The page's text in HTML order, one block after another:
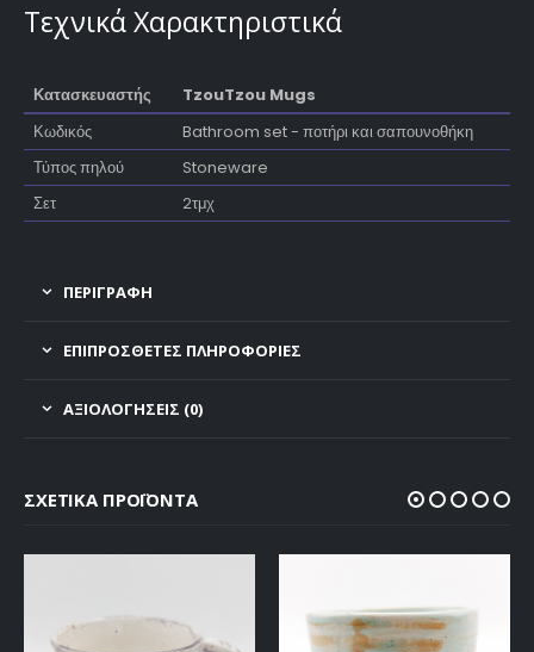
Τεχνικά Χαρακτηριστικά
Κατασκευαστής
TzouTzou Mugs
Κωδικός
Bathroom set - ποτήρι και σαπουνοθήκη
Τύπος πηλού
Stoneware
Σετ
2τμχ
ΠΕΡΙΓΡΑΦΗ
ΕΠΙΠΡΌΣΘΕΤΕΣ ΠΛΗΡΟΦΟΡΊΕΣ
ΑΞΙΟΛΟΓΉΣΕΙΣ (0)
ΣΧΕΤΙΚΆ ΠΡΟΪΌΝΤΑ